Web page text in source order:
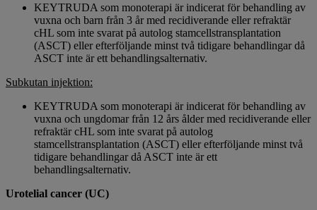
KEYTRUDA som monoterapi är indicerat för behandling av
vuxna och barn från 3 år med recidiverande eller refraktär
cHL som inte svarat på autolog stamcellstransplantation
(ASCT) eller efterföljande minst två tidigare behandlingar då
ASCT inte är ett behandlingsalternativ.
Subkutan injektion:
KEYTRUDA som monoterapi är indicerat för behandling av
vuxna och ungdomar från 12 års ålder med recidiverande eller
refraktär cHL som inte svarat på autolog
stamcellstransplantation (ASCT) eller efterföljande minst två
tidigare behandlingar då ASCT inte är ett
behandlingsalternativ.
Urotelial cancer (UC)